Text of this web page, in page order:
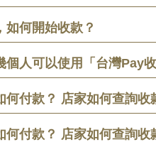
如何開始收款？
個人可以使用「台灣Pay
何付款？ 店家如何查詢收
何付款？ 店家如何查詢收